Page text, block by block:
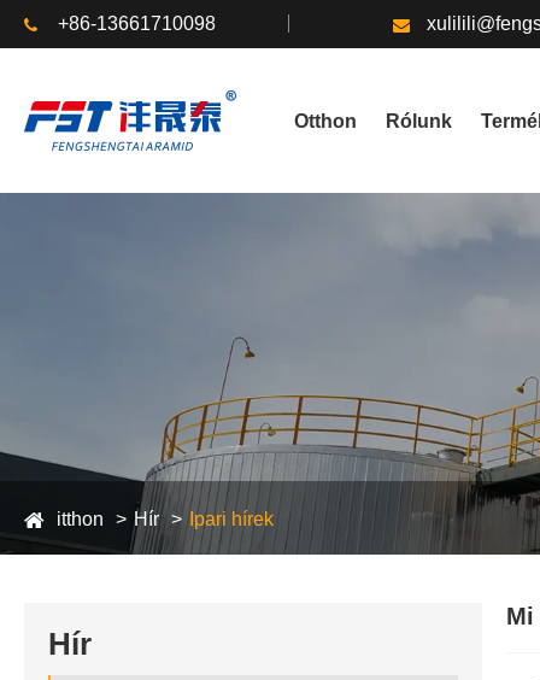
+86-13661710098
Otthon Rólunk
itthon Hír Ipari hírek
Hír
Mi